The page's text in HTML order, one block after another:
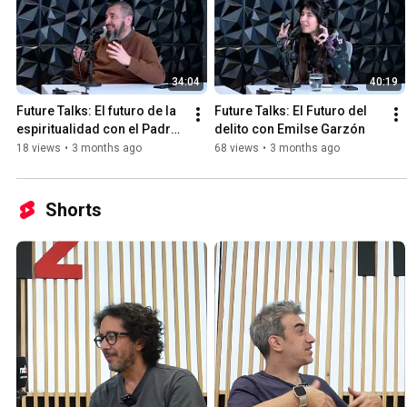
34:04
Future Talks: El futuro de la
espiritualidad con el Padre
Fabián Baez
18 views • 3 months ago
40:19
Future Talks: El Futuro del
delito con Emilse Garzón
68 views • 3 months ago
Shorts